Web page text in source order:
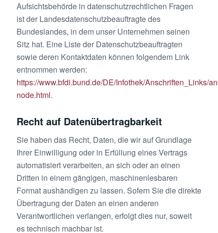
Aufsichtsbehörde in datenschutzrechtlichen Fragen
ist der Landesdatenschutzbeauftragte des
Bundeslandes, in dem unser Unternehmen seinen
Sitz hat. Eine Liste der Datenschutzbeauftragten
sowie deren Kontaktdaten können folgendem Link
entnommen werden:
https://www.bfdi.bund.de/DE/Infothek/Anschriften_Links/
node.html.
Recht auf Datenübertragbarkeit
Sie haben das Recht, Daten, die wir auf Grundlage
Ihrer Einwilligung oder in Erfüllung eines Vertrags
automatisiert verarbeiten, an sich oder an einen
Dritten in einem gängigen, maschinenlesbaren
Format aushändigen zu lassen. Sofern Sie die direkte
Übertragung der Daten an einen anderen
Verantwortlichen verlangen, erfolgt dies nur, soweit
es technisch machbar ist.